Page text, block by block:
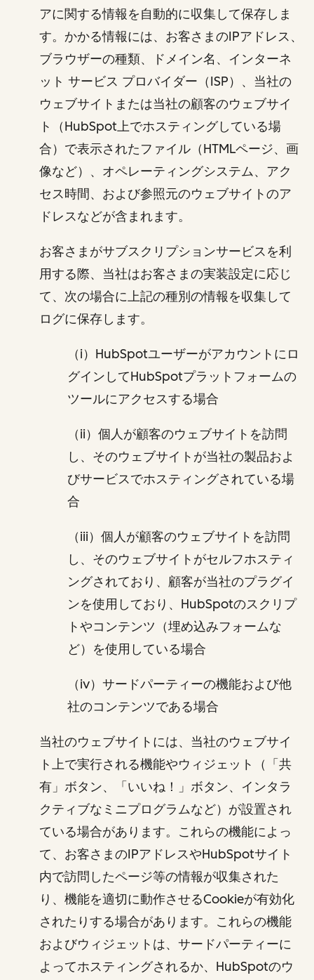
アに関する情報を自動的に収集して保存しま
す。かかる情報には、お客さまのIPアドレス、
ブラウザーの種類、ドメイン名、インターネ
ット サービス プロバイダー（ISP）、当社の
ウェブサイトまたは当社の顧客のウェブサイ
ト（HubSpot上でホスティングしている場
合）で表示されたファイル（HTMLページ、画
像など）、オペレーティングシステム、アク
セス時間、および参照元のウェブサイトのア
ドレスなどが含まれます。
お客さまがサブスクリプションサービスを利
用する際、当社はお客さまの実装設定に応じ
て、次の場合に上記の種別の情報を収集して
ログに保存します。
（i）HubSpotユーザーがアカウントにロ
グインしてHubSpotプラットフォームの
ツールにアクセスする場合
（ii）個人が顧客のウェブサイトを訪問
し、そのウェブサイトが当社の製品およ
びサービスでホスティングされている場
合
（iii）個人が顧客のウェブサイトを訪問
し、そのウェブサイトがセルフホスティ
ングされており、顧客が当社のプラグイ
ンを使用しており、HubSpotのスクリプ
トやコンテンツ（埋め込みフォームな
ど）を使用している場合
（iv）サードパーティーの機能および他
社のコンテンツである場合
当社のウェブサイトには、当社のウェブサイ
ト上で実行される機能やウィジェット（「共
有」ボタン、「いいね！」ボタン、インタラ
クティブなミニプログラムなど）が設置され
ている場合があります。これらの機能によっ
て、お客さまのIPアドレスやHubSpotサイト
内で訪問したページ等の情報が収集された
り、機能を適切に動作させるCookieが有効化
されたりする場合があります。これらの機能
およびウィジェットは、サードパーティーに
よってホスティングされるか、HubSpotのウ